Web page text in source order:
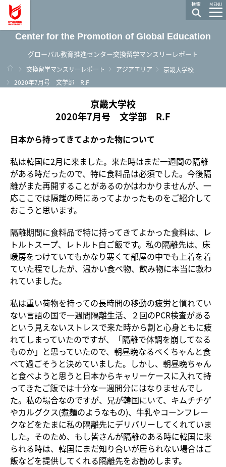
MENU
Center for the Promotion of Global Education
グローバル教育推進センター交換留学マンスリーレポート
ホーム
交換留学マンスリーレポート アジアエリア
京畿大学校
2020年7月号 文学部 R.F
京畿大学校
2020年7月号 文学部 R.F
日本から持ってきてよかった物について
私は韓国に2月に来ました。来た時はまだ一週間の隔離
がある時だったので、特に食料品は必須でした。今後隔
離がまた再開することがあるのかはわかりませんが、一
応ここでは隔離の時にあってよかったものをご紹介して
おこうと思います。
隔離期間に食料品で特に持ってきてよかった食料は、レ
トルトスープ、レトルト白ご飯です。私の隔離先は、床
暖房をつけていてもかなり寒くて部屋の中でも上着を着
ていた程でしたが、温かい食べ物、飲み物に本当に救わ
れていました。
私は重い荷物を持っての長時間の移動の疲労と慣れてい
ない言語の国で一週間隔離生活、２回のPCR検査がある
という見えないストレスで来た時から割と心身ともに疲
れてしまっていたのですが、「隔離で体調を崩してなる
ものか」と思っていたので、朝昼晩なるべくちゃんと食
べて過ごそうと決めていました。しかし、朝昼晩ちゃん
と食べようと思うと日本からキャリーケースに入れて持
ってきたご飯では十分な一週間分にはなりませんでし
た。私の場合なのですが、兄が韓国にいて、キムチチゲ
やカルグクス(煮麺のようなもの)、牛乳やコーンフレー
クなどをたまに私の隔離先にデリバリーしてくれていま
した。そのため、もし皆さんが隔離のある時に韓国に来
られる時は、韓国にまだ知り合いが居られない場合はご
飯などを提供してくれる隔離先をお勧めします。